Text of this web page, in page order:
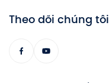
Theo dõi chúng tôi